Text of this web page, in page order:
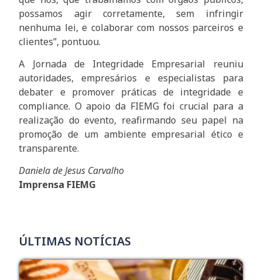
possamos agir corretamente, sem infringir
nenhuma lei, e colaborar com nossos parceiros e
clientes”, pontuou.
A Jornada de Integridade Empresarial reuniu
autoridades, empresários e especialistas para
debater e promover práticas de integridade e
compliance. O apoio da FIEMG foi crucial para a
realização do evento, reafirmando seu papel na
promoção de um ambiente empresarial ético e
transparente.
​Daniela de Jesus Carvalho
Imprensa FIEMG
ÚLTIMAS NOTÍCIAS